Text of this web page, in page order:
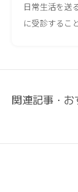
日常生活を送
に受診するこ
関連記事・